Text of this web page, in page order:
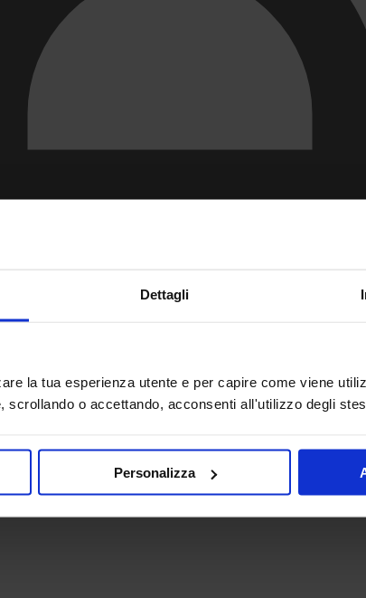
Dettagli
la tua esperienza utente e per capire come viene
scrollando o accettando, acconsenti all'utilizzo degli
Personalizza